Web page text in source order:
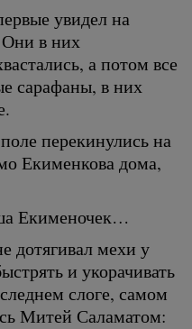
увидел на
в них
а потом все
сарафаны, в них
перекинулись на
Екименкова дома,
Екименочек…
дотягивал мехи у
и укорачивать
слоге, самом
Митей Саламатом: